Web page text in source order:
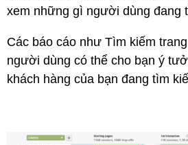
xem những gì người dùng đang
Các báo cáo như Tìm kiếm
người dùng có thể cho bạn ý
khách hàng của bạn đang tìm